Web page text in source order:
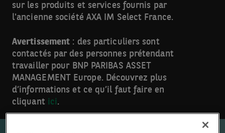
sur les produits et services fournis par
l'ancienne société AXA IM Select France.
Avertissement : des particuliers sont
contactés par des personnes prétendant
travailler pour BNP PARIBAS ASSET
MANAGEMENT Europe. Découvrez plus
d’informations et ce qu’il faut faire en
cliquant ici.